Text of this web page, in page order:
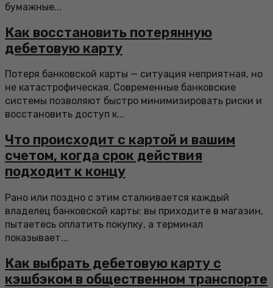
бумажные...
Как восстановить потерянную
дебетовую карту
Потеря банковской карты — ситуация неприятная, но
не катастрофическая. Современные банковские
системы позволяют быстро минимизировать риски и
восстановить доступ к...
Что происходит с картой и вашим
счетом, когда срок действия
подходит к концу
Рано или поздно с этим сталкивается каждый
владелец банковской карты: вы приходите в магазин,
пытаетесь оплатить покупку, а терминал
показывает...
Как выбрать дебетовую карту с
кэшбэком в общественном транспорте